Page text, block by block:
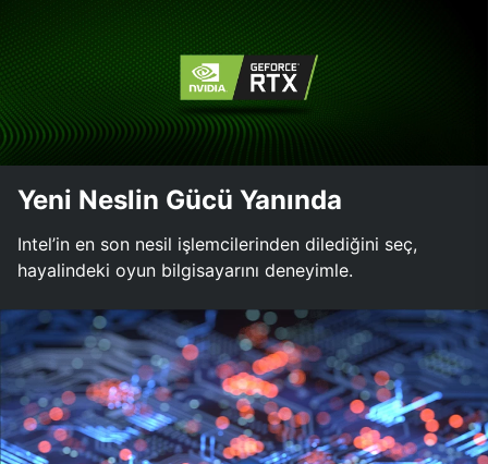
Yeni Neslin Gücü Yanında
Intel’in en son nesil işlemcilerinden dilediğini seç,
hayalindeki oyun bilgisayarını deneyimle.